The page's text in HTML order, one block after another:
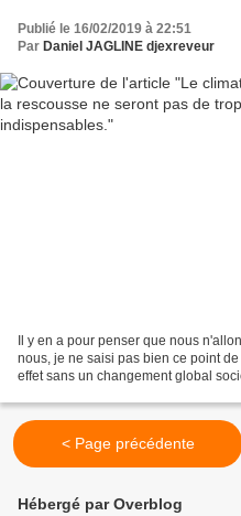
Publié le 16/02/2019 à 22:51
Par Daniel JAGLINE djexreveur
Il y en a pour penser que nous
nous, je ne saisi pas bien ce point
effet sans un changement global
< Page précédente
Hébergé par Overblog